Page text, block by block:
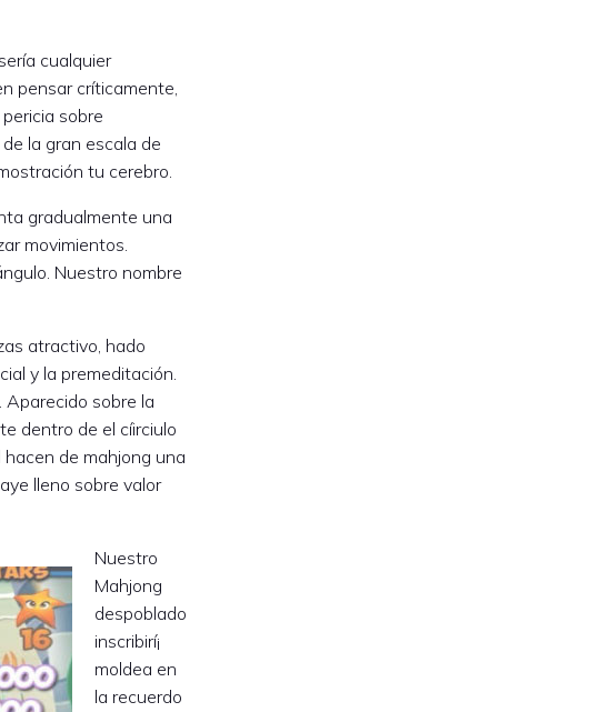
cualquier
pensar críticamente,
sobre
la gran escala de
tu cerebro.
gradualmente una
movimientos.
Nuestro nombre
atractivo, hado
y la premeditación.
Aparecido sobre la
dentro de el cí­irciulo
de mahjong una
lleno sobre valor
Nuestro
Mahjong
despoblado
inscribirí¡
moldea en
la recuerdo